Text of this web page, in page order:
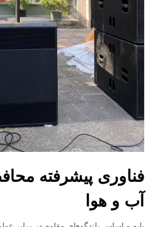
فناوری پیشرفته
آب و هوا